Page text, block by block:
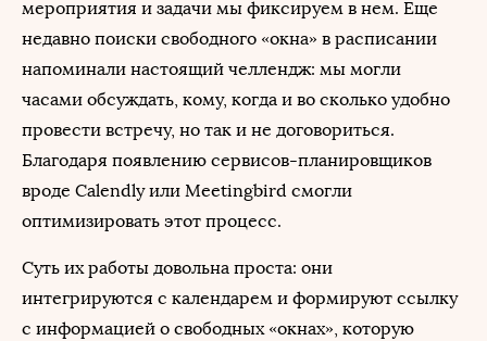
мероприятия и задачи мы фиксируем в нем. Еще
недавно поиски свободного «окна» в расписании
напоминали настоящий челлендж: мы могли
часами обсуждать, кому, когда и во сколько удобно
провести встречу, но так и не договориться.
Благодаря появлению сервисов-планировщиков
вроде Calendly или Meetingbird смогли
оптимизировать этот процесс.
Суть их работы довольна проста: они
интегрируются с календарем и формируют ссылку
с информацией о свободных «окнах», которую